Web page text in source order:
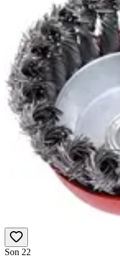
Son 22